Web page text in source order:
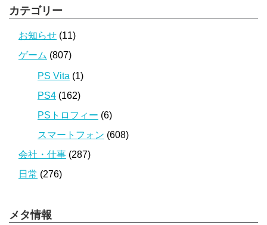
カテゴリー
お知らせ (11)
ゲーム (807)
PS Vita (1)
PS4 (162)
PSトロフィー (6)
スマートフォン (608)
会社・仕事 (287)
日常 (276)
メタ情報